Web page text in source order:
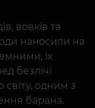
вовків та
наносили на
їх
безлічі
світу, одним з
барана.